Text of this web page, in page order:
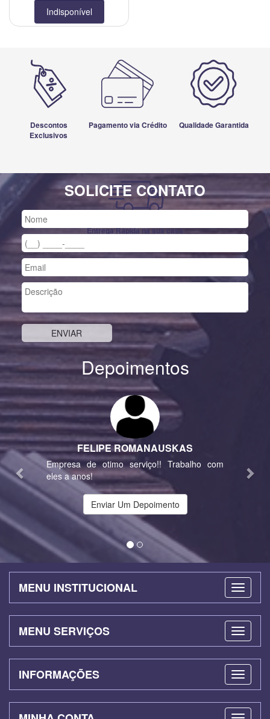
Indisponível
Descontos
Exclusivos
Pagamento via Crédito Qualidade Garantida
Entrega Rápida na sua casa
SOLICITE CONTATO
Depoimentos
FELIPE ROMANAUSKAS
Empresa de otimo serviço!! Trabalho com
eles a anos!
Previous
Enviar Um Depoimento
MENU INSTITUCIONAL
MENU SERVIÇOS
INFORMAÇÕES